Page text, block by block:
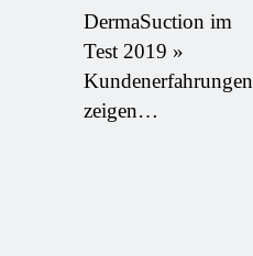
DermaSuction im
Test 2019 »
Kundenerfahrungen
zeigen…